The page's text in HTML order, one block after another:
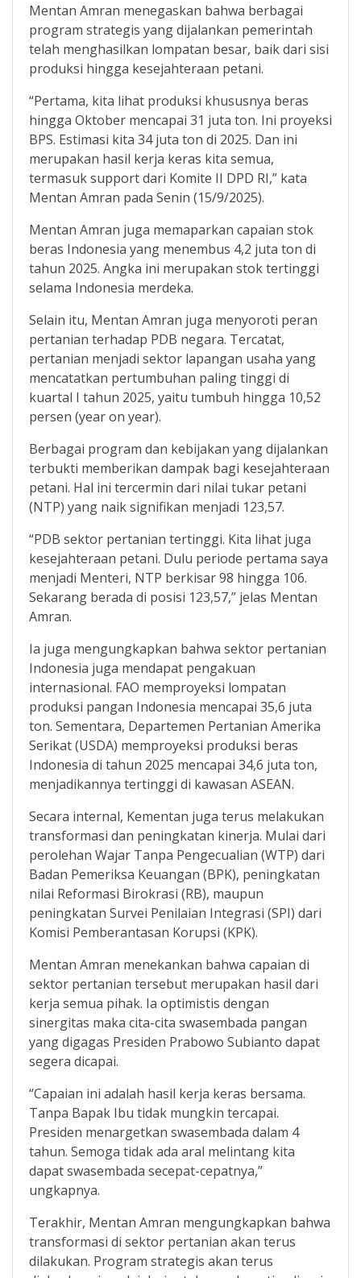
Mentan Amran menegaskan bahwa berbagai
program strategis yang dijalankan pemerintah
telah menghasilkan lompatan besar, baik dari sisi
produksi hingga kesejahteraan petani.
“Pertama, kita lihat produksi khususnya beras
hingga Oktober mencapai 31 juta ton. Ini proyeksi
BPS. Estimasi kita 34 juta ton di 2025. Dan ini
merupakan hasil kerja keras kita semua,
termasuk support dari Komite II DPD RI,” kata
Mentan Amran pada Senin (15/9/2025).
Mentan Amran juga memaparkan capaian stok
beras Indonesia yang menembus 4,2 juta ton di
tahun 2025. Angka ini merupakan stok tertinggi
selama Indonesia merdeka.
Selain itu, Mentan Amran juga menyoroti peran
pertanian terhadap PDB negara. Tercatat,
pertanian menjadi sektor lapangan usaha yang
mencatatkan pertumbuhan paling tinggi di
kuartal I tahun 2025, yaitu tumbuh hingga 10,52
persen (year on year).
Berbagai program dan kebijakan yang dijalankan
terbukti memberikan dampak bagi kesejahteraan
petani. Hal ini tercermin dari nilai tukar petani
(NTP) yang naik signifikan menjadi 123,57.
“PDB sektor pertanian tertinggi. Kita lihat juga
kesejahteraan petani. Dulu periode pertama saya
menjadi Menteri, NTP berkisar 98 hingga 106.
Sekarang berada di posisi 123,57,” jelas Mentan
Amran.
Ia juga mengungkapkan bahwa sektor pertanian
Indonesia juga mendapat pengakuan
internasional. FAO memproyeksi lompatan
produksi pangan Indonesia mencapai 35,6 juta
ton. Sementara, Departemen Pertanian Amerika
Serikat (USDA) memproyeksi produksi beras
Indonesia di tahun 2025 mencapai 34,6 juta ton,
menjadikannya tertinggi di kawasan ASEAN.
Secara internal, Kementan juga terus melakukan
transformasi dan peningkatan kinerja. Mulai dari
perolehan Wajar Tanpa Pengecualian (WTP) dari
Badan Pemeriksa Keuangan (BPK), peningkatan
nilai Reformasi Birokrasi (RB), maupun
peningkatan Survei Penilaian Integrasi (SPI) dari
Komisi Pemberantasan Korupsi (KPK).
Mentan Amran menekankan bahwa capaian di
sektor pertanian tersebut merupakan hasil dari
kerja semua pihak. Ia optimistis dengan
sinergitas maka cita-cita swasembada pangan
yang digagas Presiden Prabowo Subianto dapat
segera dicapai.
“Capaian ini adalah hasil kerja keras bersama.
Tanpa Bapak Ibu tidak mungkin tercapai.
Presiden menargetkan swasembada dalam 4
tahun. Semoga tidak ada aral melintang kita
dapat swasembada secepat-cepatnya,”
ungkapnya.
Terakhir, Mentan Amran mengungkapkan bahwa
transformasi di sektor pertanian akan terus
dilakukan. Program strategis akan terus